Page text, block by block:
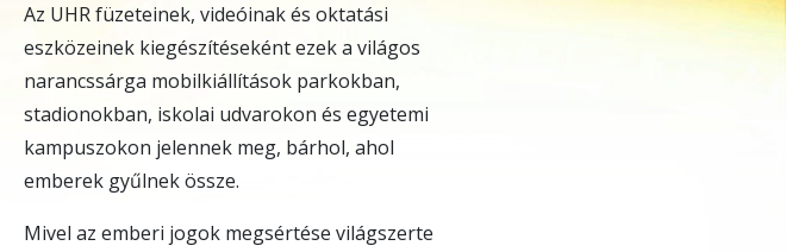
Az UHR füzeteinek, videóinak és oktatási
eszközeinek kiegészítéseként ezek a világos
narancssárga mobilkiállítások parkokban,
stadionokban, iskolai udvarokon és egyetemi
kampuszokon jelennek meg, bárhol, ahol
emberek gyűlnek össze.
Mivel az emberi jogok megsértése világszerte